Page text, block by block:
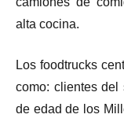
alta cocina.
Los foodtrucks
como: clientes del
de edad de los